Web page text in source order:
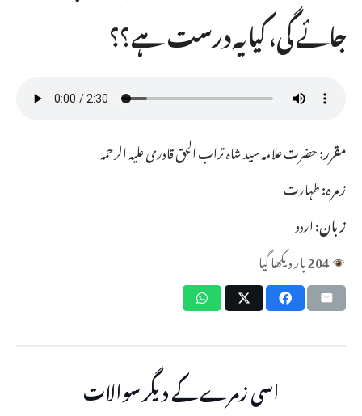
جائے گی، کیا یہ درست ہے؟؟
مقرر:حضرت علامہ سید شاہ تراب الحق قادری علیہ الرحمہ
زمرہ:طہارت
زبان:اردو
204بار دیکھا گیا
اسی زمرے کے دیگر سوالات